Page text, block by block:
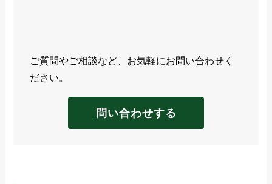
ご質問やご相談など、お気軽にお問い合わせく
ださい。
問い合わせする